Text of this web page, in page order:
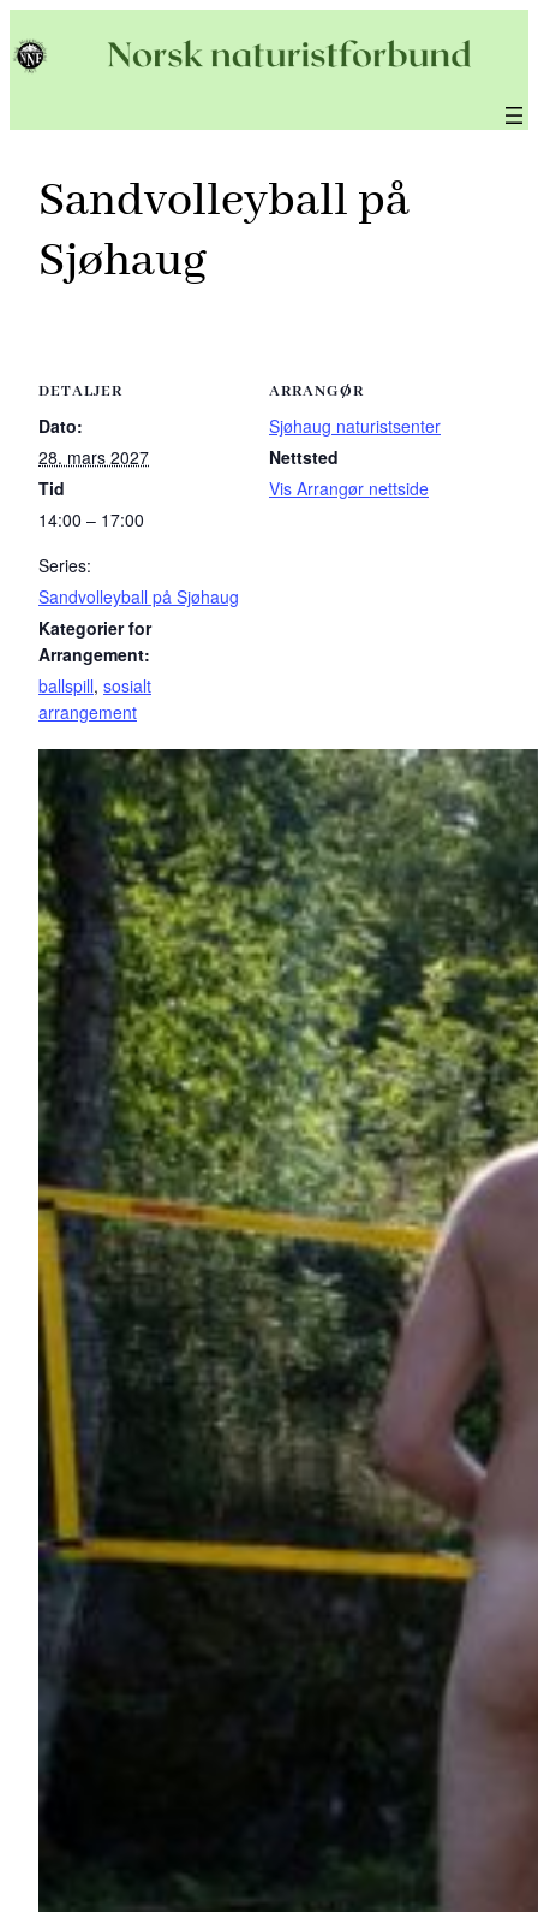
til
Sandvolleyball på
Sjøhaug
DETALJER
Dato:
28. mars 2027
Tid
14:00 – 17:00
Series:
Sandvolleyball på Sjøhaug
Kategorier for
Arrangement:
ballspill, sosialt
arrangement
ARRANGØR
Sjøhaug naturistsenter
Nettsted
Vis Arrangør nettside